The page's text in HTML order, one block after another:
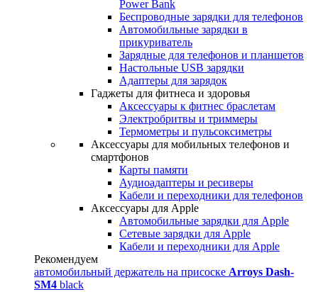
Power Bank
Беспроводные зарядки для телефонов
Автомобильные зарядки в
прикуриватель
Зарядные для телефонов и планшетов
Настольные USB зарядки
Адаптеры для зарядок
Гаджеты для фитнеса и здоровья
Аксессуары к фитнес браслетам
Электробритвы и триммеры
Термометры и пульсоксиметры
Аксессуары для мобильных телефонов и
смартфонов
Карты памяти
Аудиоадаптеры и ресиверы
Кабели и переходники для телефонов
Аксессуары для Apple
Автомобильные зарядки для Apple
Сетевые зарядки для Apple
Кабели и переходники для Apple
Рекомендуем
автомобильный держатель на присоске Arroys Dash-
SM4 black